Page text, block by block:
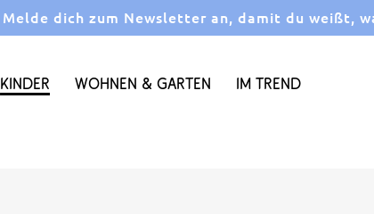
Melde dich zum Newsletter an, damit du weißt,
Kinder Wohnen & Garten Im Trend